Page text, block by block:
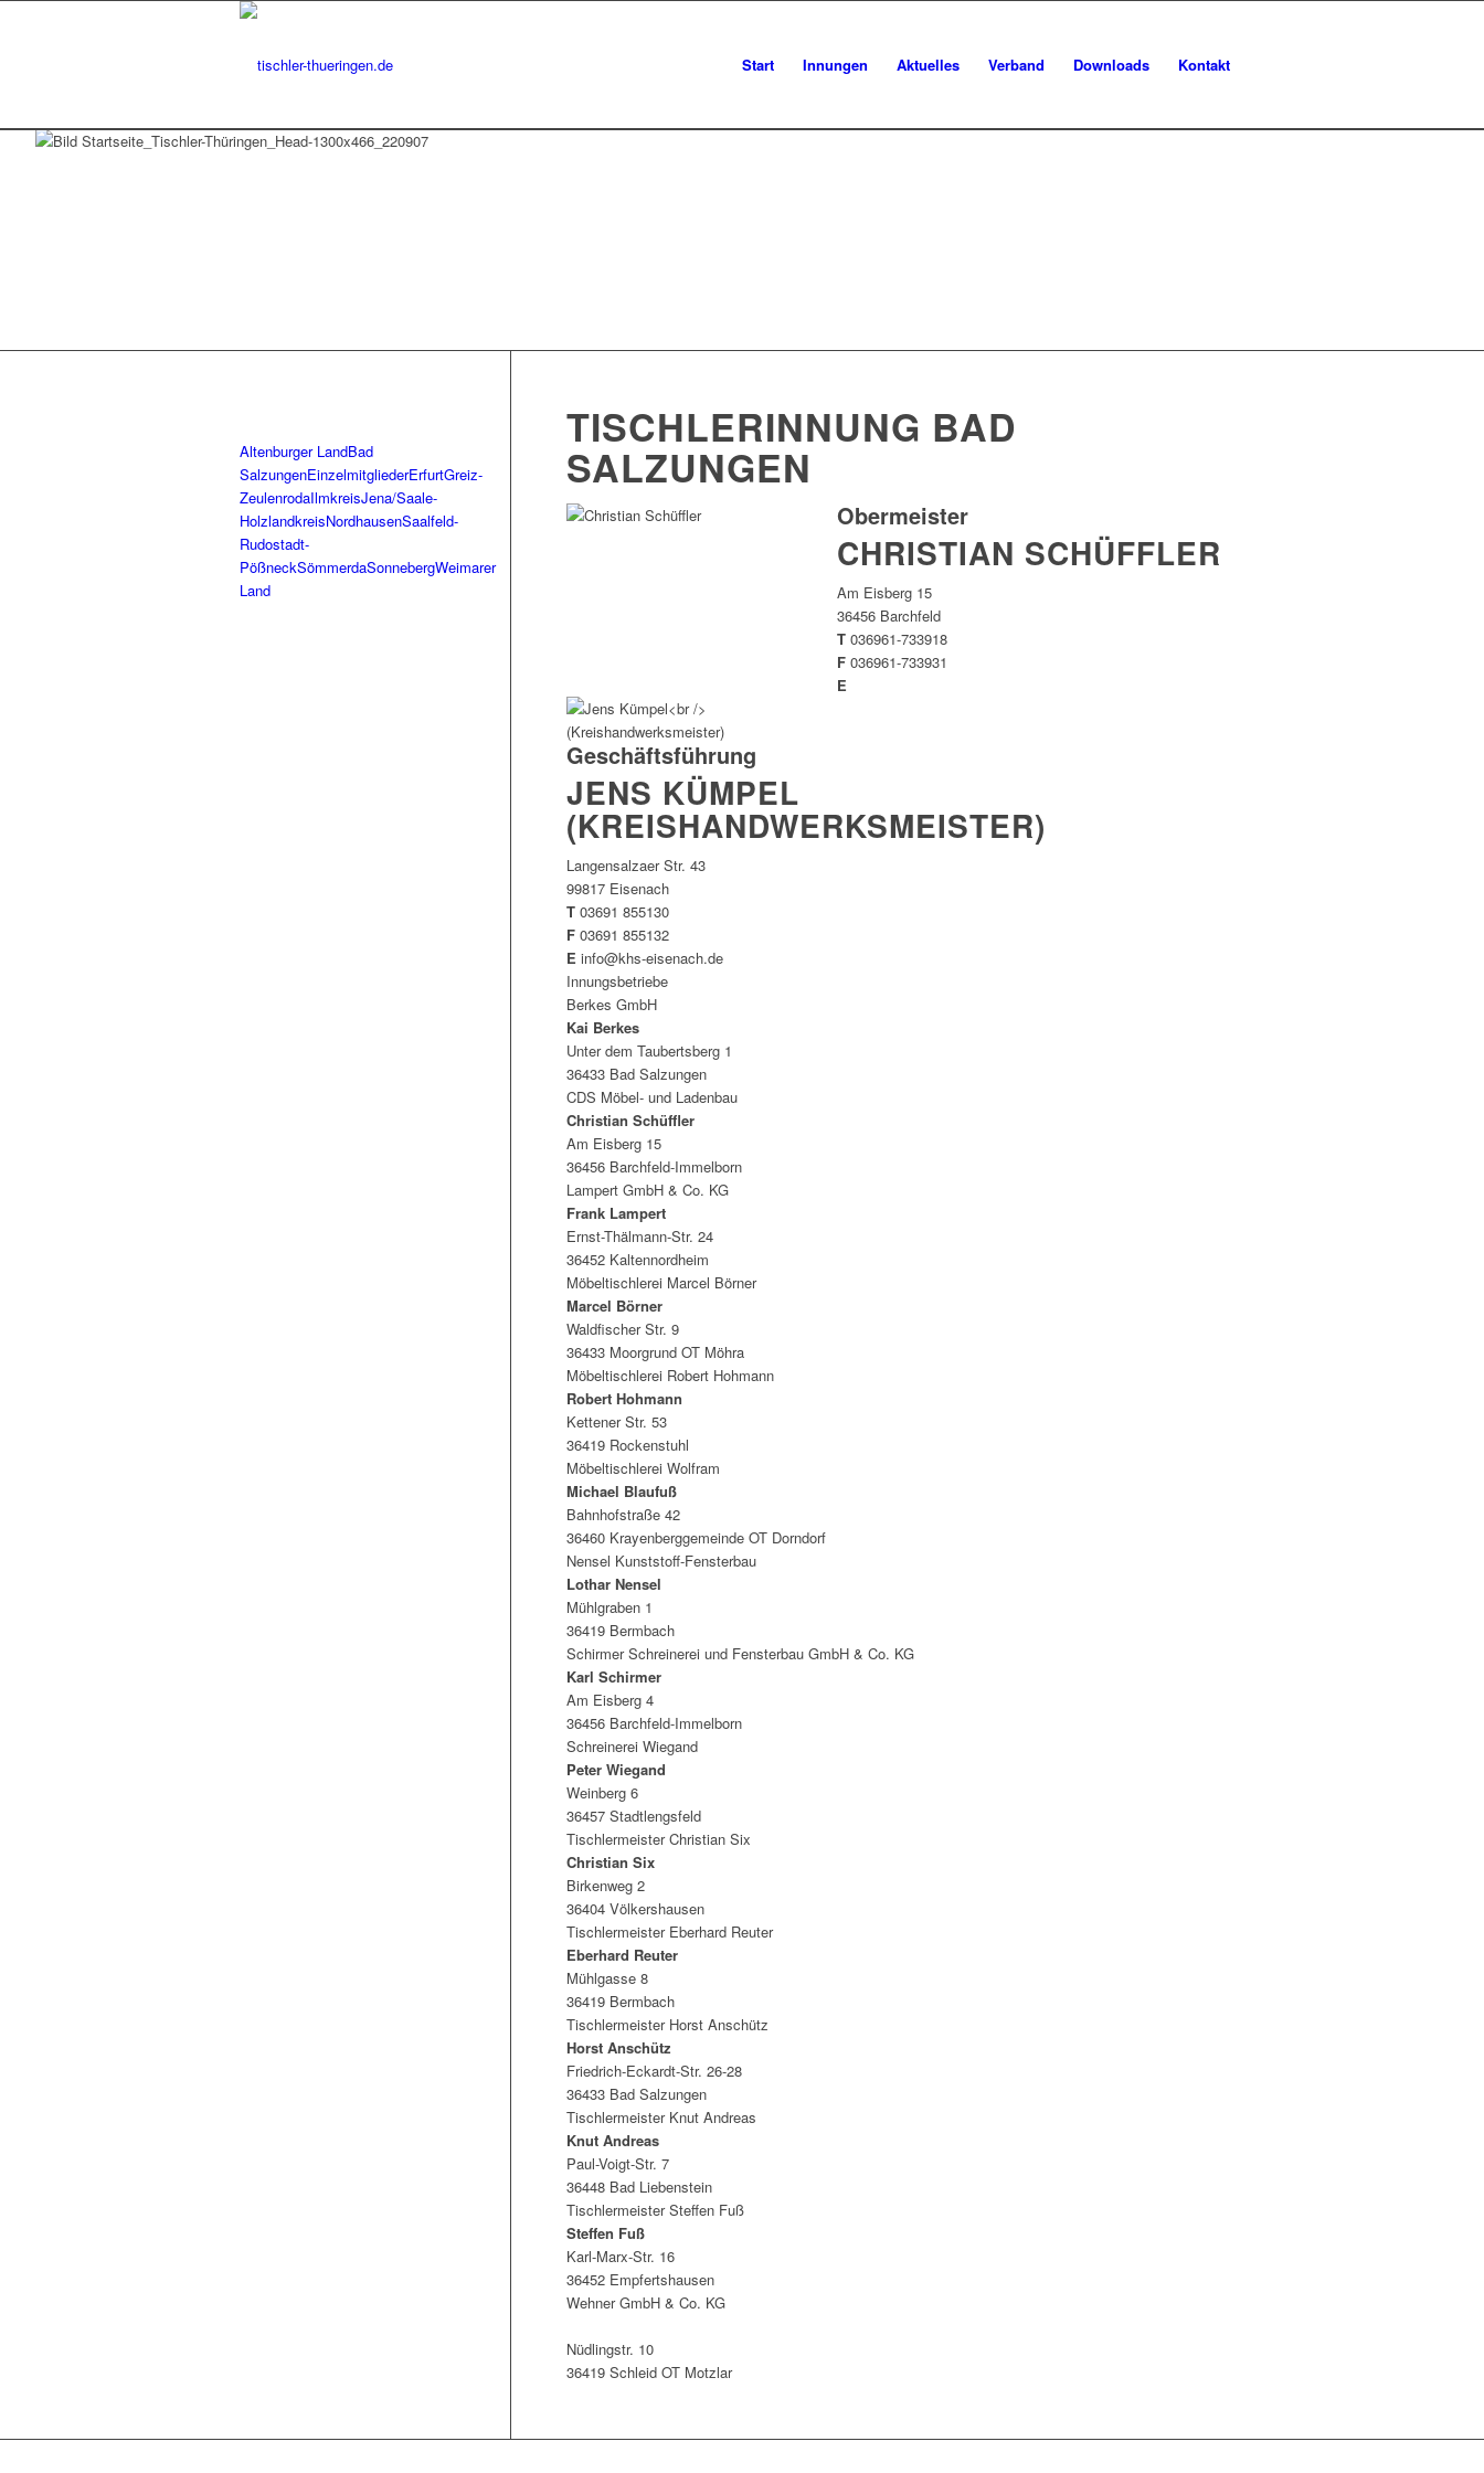
Start Innungen Aktuelles Verband Downloads Kontakt
TISCHLERINNUNG BAD
SALZUNGEN
Obermeister
CHRISTIAN SCHÜFFLER
Am Eisberg 15
36456 Barchfeld
T036961-733918
F036961-733931
E
Geschäftsführung
JENS KÜMPEL
(KREISHANDWERKSMEISTER)
Langensalzaer Str. 43
99817 Eisenach
T03691 855130
F03691 855132
E info@khs-eisenach.de
Innungsbetriebe
Berkes GmbH
Kai Berkes
Unter dem Taubertsberg 1
36433 Bad Salzungen
CDS Möbel- und Ladenbau
Christian Schüffler
Am Eisberg 15
36456 Barchfeld-Immelborn
Lampert GmbH & Co. KG
Frank Lampert
Ernst-Thälmann-Str. 24
36452 Kaltennordheim
Möbeltischlerei Marcel Börner
Marcel Börner
Waldfischer Str. 9
36433 Moorgrund OT Möhra
Möbeltischlerei Robert Hohmann
Robert Hohmann
Kettener Str. 53
36419 Rockenstuhl
Möbeltischlerei Wolfram
Michael Blaufuß
Bahnhofstraße 42
36460 Krayenberggemeinde OT Dorndorf
Nensel Kunststoff-Fensterbau
Lothar Nensel
Mühlgraben 1
36419 Bermbach
Schirmer Schreinerei und Fensterbau GmbH & Co. KG
Karl Schirmer
Am Eisberg 4
36456 Barchfeld-Immelborn
Schreinerei Wiegand
Peter Wiegand
Weinberg 6
36457 Stadtlengsfeld
Tischlermeister Christian Six
Christian Six
Birkenweg 2
36404 Völkershausen
Tischlermeister Eberhard Reuter
Eberhard Reuter
Mühlgasse 8
36419 Bermbach
Tischlermeister Horst Anschütz
Horst Anschütz
Friedrich-Eckardt-Str. 26-28
36433 Bad Salzungen
Tischlermeister Knut Andreas
Knut Andreas
Paul-Voigt-Str. 7
36448 Bad Liebenstein
Tischlermeister Steffen Fuß
Steffen Fuß
Karl-Marx-Str. 16
36452 Empfertshausen
Wehner GmbH & Co. KG
Nüdlingstr. 10
36419 Schleid OT Motzlar
Altenburger LandBad
SalzungenEinzelmitgliederErfurtGreiz-
ZeulenrodaIlmkreisJena/Saale-
HolzlandkreisNordhausenSaalfeld-
Rudostadt-
PößneckSömmerdaSonnebergWeimarer
Land